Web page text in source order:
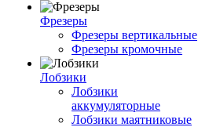
Фрезеры
Фрезеры вертикальные
Фрезеры кромочные
Лобзики
Лобзики
аккумуляторные
Лобзики маятниковые